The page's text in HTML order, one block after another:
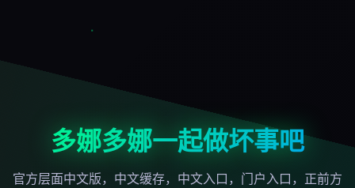
多娜多娜一起做坏事吧
官方层面中文版，中文缓存，中文入口，门户入口，正前方